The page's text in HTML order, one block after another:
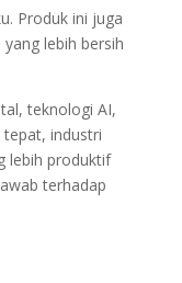
Produk ini juga
lebih bersih
teknologi AI,
tepat, industri
lebih produktif
terhadap